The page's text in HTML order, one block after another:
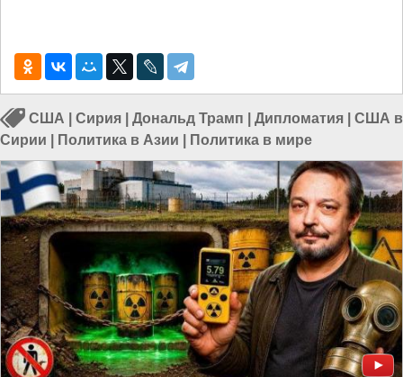
США Сирия Дональд Трамп Дипломатия
США в
Сирии
Политика в Азии Политика в мире